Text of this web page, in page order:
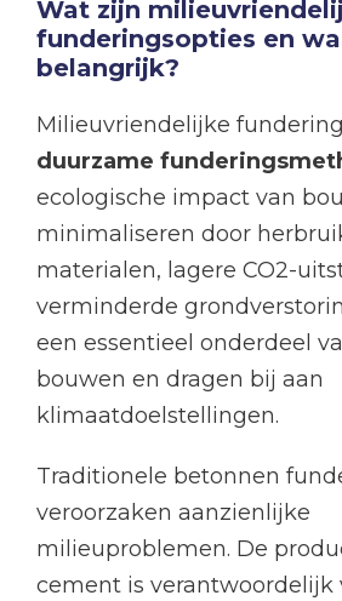
Wat zijn
funderingsopties en
belangrijk?
Milieuvriendelijke
duurzame
ecologische impact van
minimaliseren door
materialen, lagere CO2-
verminderde
een essentieel onderdeel
bouwen en dragen bij aan
klimaatdoelstellingen.
Traditionele betonnen
veroorzaken aanzienlijke
milieuproblemen. De
cement is verantwoordelijk